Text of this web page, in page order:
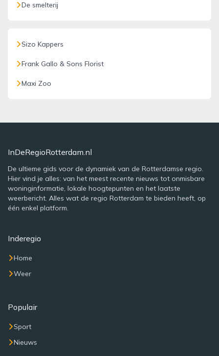
De smelterij
Sizo Kappers
Frank Gallo & Sons Florist
Maxi Zoo
InDeRegioRotterdam.nl
De ultieme gids voor de dynamiek van de Rotterdamse regio.
Hier vind je alles: van het meest recente nieuws tot onmisbare
woninginformatie, lokale hoogtepunten en het laatste
weerbericht. Alles wat de regio Rotterdam te bieden heeft, op
één enkel platform.
Inderegio
Home
Weer
Populair
Sport
Nieuws